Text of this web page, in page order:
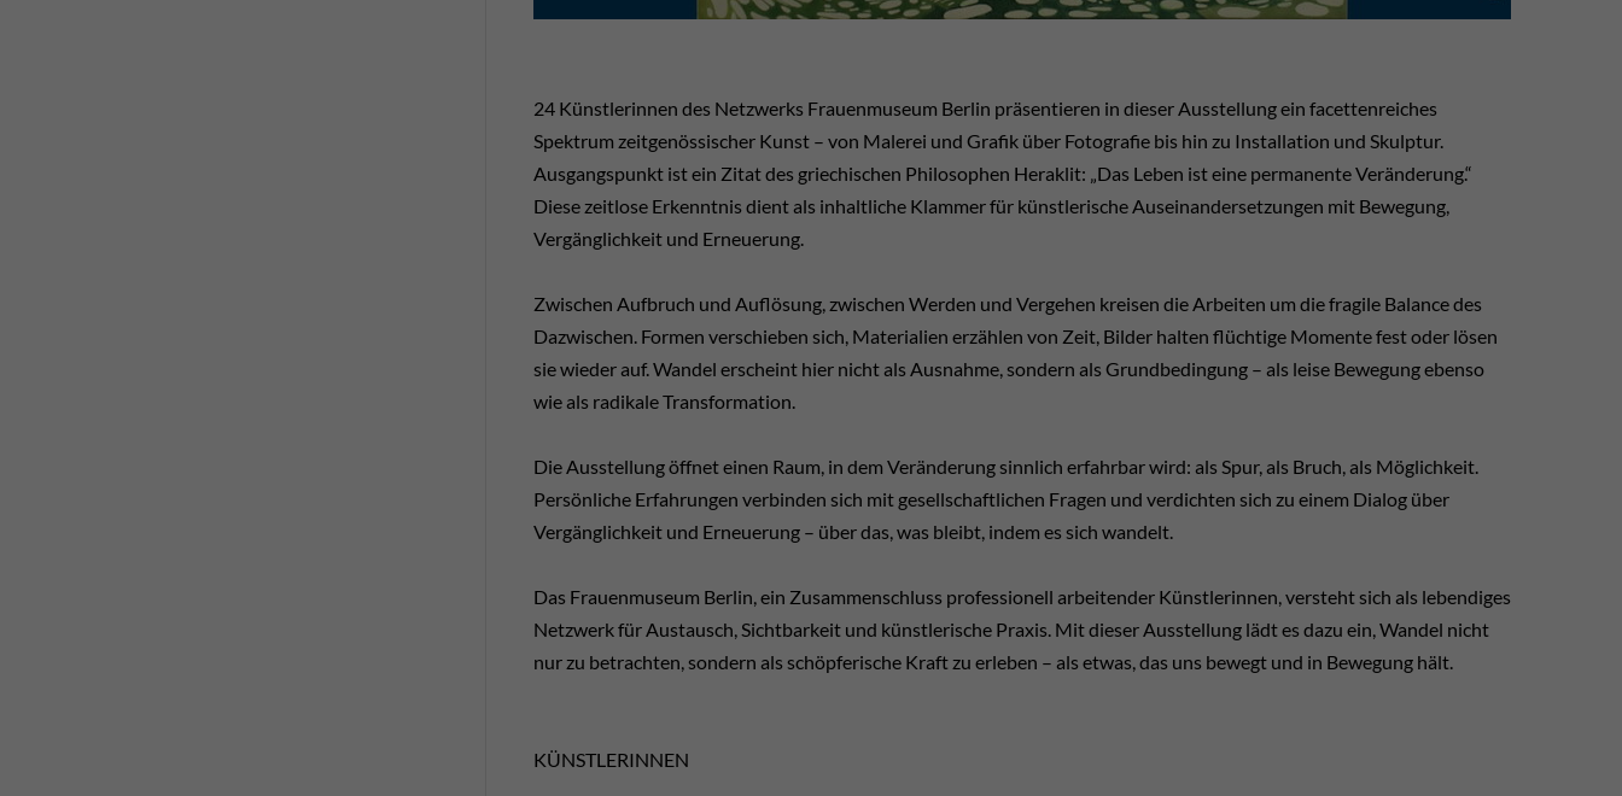
24 Künstlerinnen des Netzwerks Frauenmuseum Berlin präsentieren in dieser Ausstellung ein facettenreiches
Spektrum zeitgenössischer Kunst – von Malerei und Grafik über Fotografie bis hin zu Installation und Skulptur.
Ausgangspunkt ist ein Zitat des griechischen Philosophen Heraklit: „Das Leben ist eine permanente Veränderung.“
Diese zeitlose Erkenntnis dient als inhaltliche Klammer für künstlerische Auseinandersetzungen mit Bewegung,
Vergänglichkeit und Erneuerung.
Zwischen Aufbruch und Auflösung, zwischen Werden und Vergehen kreisen die Arbeiten um die fragile Balance des
Dazwischen. Formen verschieben sich, Materialien erzählen von Zeit, Bilder halten flüchtige Momente fest oder lösen
sie wieder auf. Wandel erscheint hier nicht als Ausnahme, sondern als Grundbedingung – als leise Bewegung ebenso
wie als radikale Transformation.
Die Ausstellung öffnet einen Raum, in dem Veränderung sinnlich erfahrbar wird: als Spur, als Bruch, als Möglichkeit.
Persönliche Erfahrungen verbinden sich mit gesellschaftlichen Fragen und verdichten sich zu einem Dialog über
Vergänglichkeit und Erneuerung – über das, was bleibt, indem es sich wandelt.
Das Frauenmuseum Berlin, ein Zusammenschluss professionell arbeitender Künstlerinnen, versteht sich als lebendiges
Netzwerk für Austausch, Sichtbarkeit und künstlerische Praxis. Mit dieser Ausstellung lädt es dazu ein, Wandel nicht
nur zu betrachten, sondern als schöpferische Kraft zu erleben – als etwas, das uns bewegt und in Bewegung hält.
KÜNSTLERINNEN